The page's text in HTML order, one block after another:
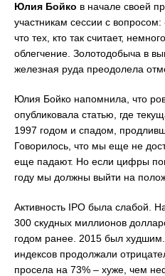
Юлия Бойко в начале своей
участникам сессии с
что тех, кто так считает,
облегчение. Золотодобыча в
железная руда преодолела
Юлия Бойко напомнила, что
опубликовала статью, где
1997 годом и спадом,
Говорилось, что мы еще не
еще падают. Но если цифры
году мы должны выйти на
Активность IPO была слабой.
300 скудных миллионов
годом ранее. 2015 был
индексов продолжали
просела на 73% – хуже, чем